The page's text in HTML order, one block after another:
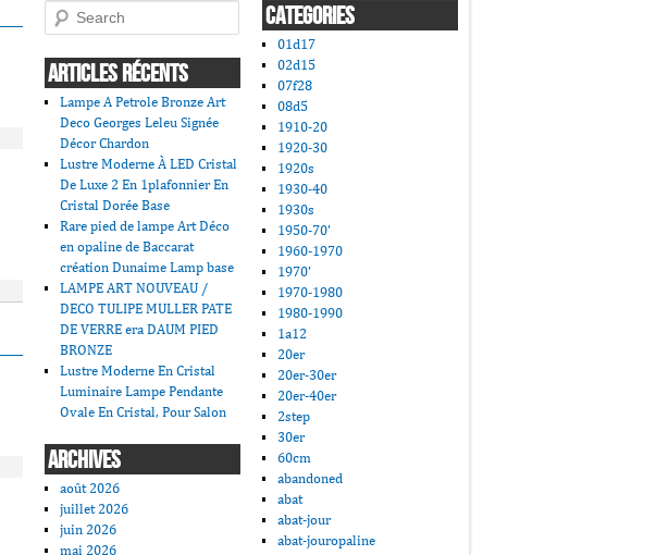
Search
ARTICLES RÉCENTS
Lampe A Petrole Bronze Art
Deco Georges Leleu Signée
Décor Chardon
Lustre Moderne À LED Cristal
De Luxe 2 En 1plafonnier En
Cristal Dorée Base
Rare pied de lampe Art Déco
en opaline de Baccarat
création Dunaime Lamp base
LAMPE ART NOUVEAU /
DECO TULIPE MULLER PATE
DE VERRE era DAUM PIED
BRONZE
Lustre Moderne En Cristal
Luminaire Lampe Pendante
Ovale En Cristal, Pour Salon
ARCHIVES
août 2026
juillet 2026
juin 2026
mai 2026
CATEGORIES
01d17
02d15
07f28
08d5
1910-20
1920-30
1920s
1930-40
1930s
1950-70'
1960-1970
1970'
1970-1980
1980-1990
1a12
20er
20er-30er
20er-40er
2step
30er
60cm
abandoned
abat
abat-jour
abat-jouropaline